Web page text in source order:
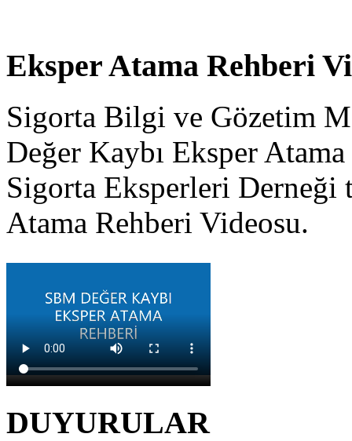
Eksper Atama Rehberi
Sigorta Bilgi ve Gözetim
Değer Kaybı Eksper
Sigorta Eksperleri Derneği
Atama Rehberi Videosu.
DUYURULAR